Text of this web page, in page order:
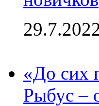
«До сих
Рыбус –